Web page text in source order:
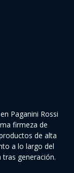
Paganini Rossi
firmeza de
de alta
a lo largo del
generación.